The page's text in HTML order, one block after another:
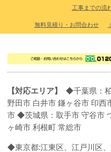
工事までの流
無料見積り・お問合わせ
【対応エリア】
◆千葉県：
野田市 白井市 鎌ヶ谷市 印西
市 ◆茨城県：取手市 守谷市
ヶ崎市 利根町 常総市
◆東京都:江東区、江戸川区、